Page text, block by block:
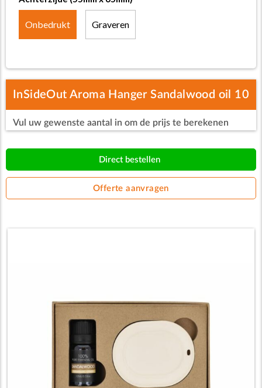
Onbedrukt Graveren
InSideOut Aroma Hanger Sandalwood oil 10
ml
Vul uw gewenste aantal in om de prijs te berekenen
Direct bestellen
Offerte aanvragen